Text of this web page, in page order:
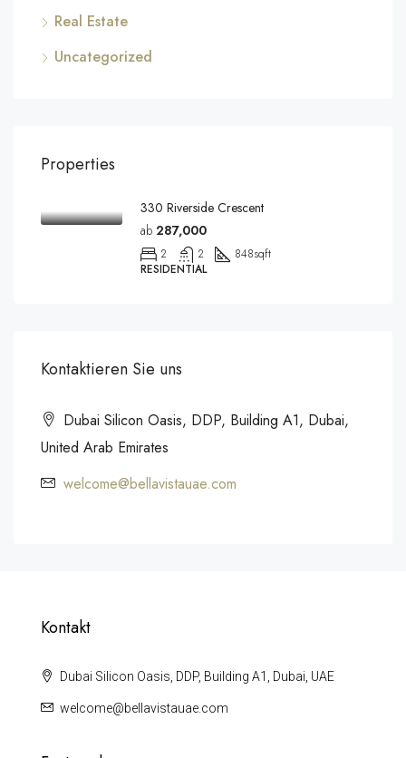
Real Estate
Uncategorized
Properties
330 Riverside Crescent
ab 287,000
2 2 848sqft
RESIDENTIAL
Kontaktieren Sie uns
Dubai Silicon Oasis, DDP, Building A1, Dubai,
United Arab Emirates
welcome@bellavistauae.com
Kontakt
Dubai Silicon Oasis, DDP, Building A1, Dubai, UAE
welcome@bellavistauae.com